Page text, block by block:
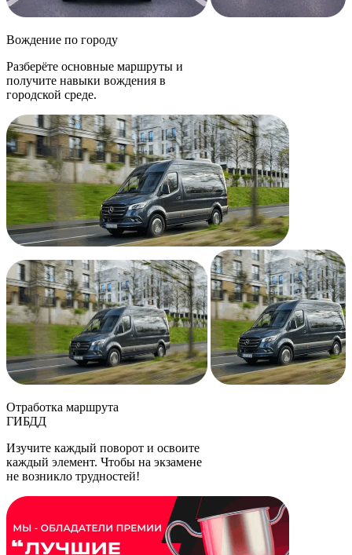
Вождение по городу
Разберёте основные маршруты и
получите навыки вождения в
городской среде.
Отработка маршрута
ГИБДД
Изучите каждый поворот и освоите
каждый элемент. Чтобы на экзамене
не возникло трудностей!